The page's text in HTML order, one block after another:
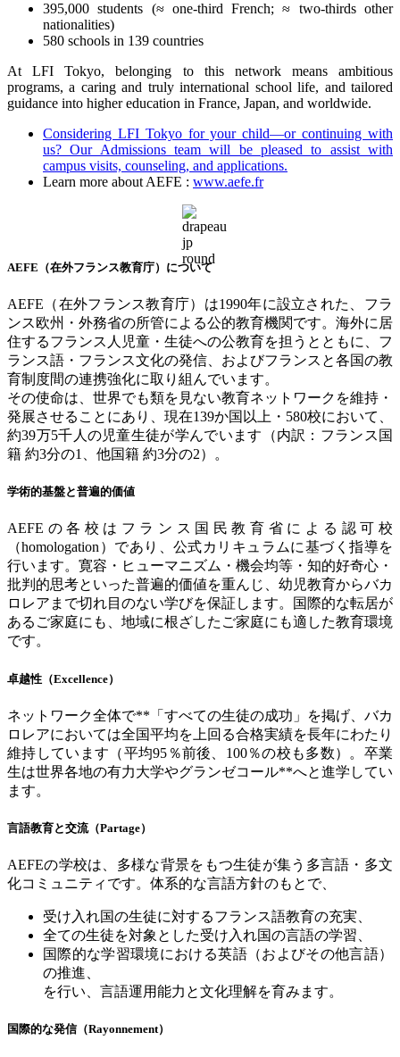
395,000 students (≈ one-third French; ≈ two-thirds other
nationalities)
580 schools in 139 countries
At LFI Tokyo, belonging to this network means ambitious
programs, a caring and truly international school life, and tailored
guidance into higher education in France, Japan, and worldwide.
Considering LFI Tokyo for your child—or continuing with
us? Our Admissions team will be pleased to assist with
campus visits, counseling, and applications.
Learn more about AEFE : www.aefe.fr
AEFE （在外フランス教育庁）について
AEFE （在外フランス教育庁）は1990年に設立された、フラ
ンス欧州・外務省の所管による公的教育機関です。海外に居
住するフランス人児童・生徒への公教育を担うとともに、フ
ランス語・フランス文化の発信、およびフランスと各国の教
育制度間の連携強化に取り組んでいます。
その使命は、世界でも類を見ない教育ネットワークを維持・
発展させることにあり、現在139か国以上・ 580校において、
約39万5千人の児童生徒が学んでいます（内訳：フランス国
籍 約3分の1 、他国籍 約3分の2）。
学術的基盤と普遍的価値
AEFE の各校はフランス国民教育省による認可校
（homologation ）であり、公式カリキュラムに基づく指導を
行います。寛容・ヒューマニズム・機会均等・知的好奇心・
批判的思考といった普遍的価値を重んじ、幼児教育からバカ
ロレアまで切れ目のない学びを保証します。国際的な転居が
あるご家庭にも、地域に根ざしたご家庭にも適した教育環境
です。
卓越性（Excellence）
ネットワーク全体で** 「すべての生徒の成功」を掲げ、バカ
ロレアにおいては全国平均を上回る合格実績を長年にわたり
維持しています（平均95 ％前後、 100％の校も多数）。卒業
生は世界各地の有力大学やグランゼコール**へと進学してい
ます。
言語教育と交流（Partage）
AEFEの学校は、多様な背景をもつ生徒が集う多言語・多文
化コミュニティです。体系的な言語方針のもとで、
受け入れ国の生徒に対するフランス語教育の充実、
全ての生徒を対象とした受け入れ国の言語の学習、
国際的な学習環境における英語（およびその他言語）
の推進、
を行い、言語運用能力と文化理解を育みます。
国際的な発信（Rayonnement）